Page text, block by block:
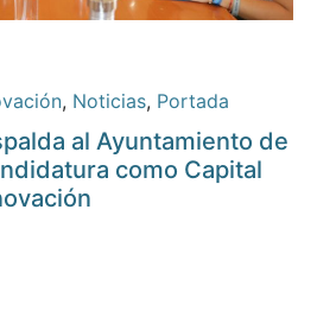
, Noticias, Portada
al Ayuntamiento de
como Capital